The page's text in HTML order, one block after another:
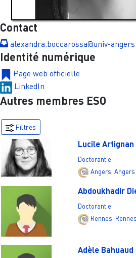
Contact
alexandra.boccarossa@univ-
Identité numérique
Page web officielle
LinkedIn
Autres membres ESO
Filtres
Lucile Artignan
Doctorant.e
Angers Angers
Abdoukhadir
Doctorant.e
Rennes,
Adèle Bahuaud